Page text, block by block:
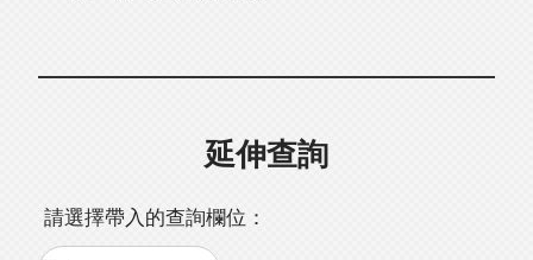
延伸查詢
請選擇帶入的查詢欄位：